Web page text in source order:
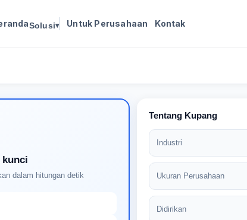
Solusi▾ Untuk Perusahaan Kontak
kunci
dalam hitungan detik
Tentang Kupang
Industri
Ukuran Perusahaan
Didirikan